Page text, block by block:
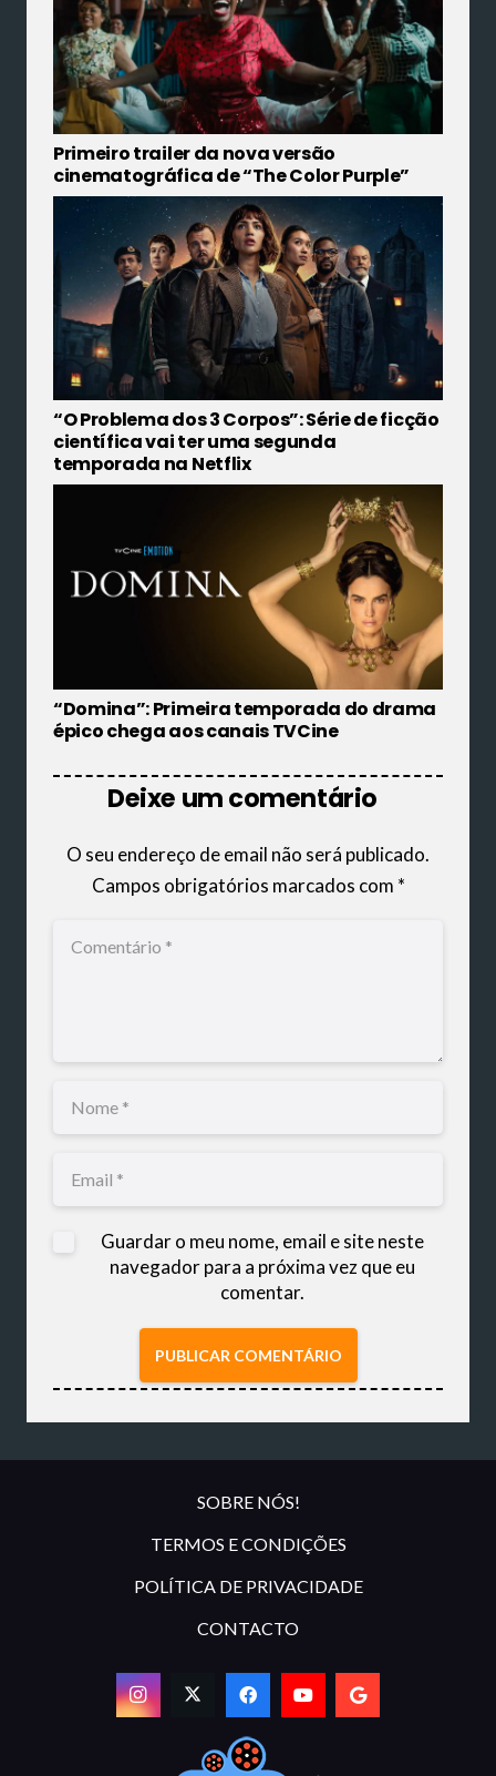
Primeiro trailer da nova versão
cinematográfica de “The Color Purple”
“O Problema dos 3 Corpos”: Série de ficção
científica vai ter uma segunda
temporada na Netflix
“Domina”: Primeira temporada do drama
épico chega aos canais TVCine
Deixe um comentário
O seu endereço de email não será publicado.
Campos obrigatórios marcados com *
Guardar o meu nome, email e site neste
navegador para a próxima vez que eu
comentar.
PUBLICAR COMENTÁRIO
SOBRE NÓS!
TERMOS E CONDIÇÕES
POLÍTICA DE PRIVACIDADE
CONTACTO